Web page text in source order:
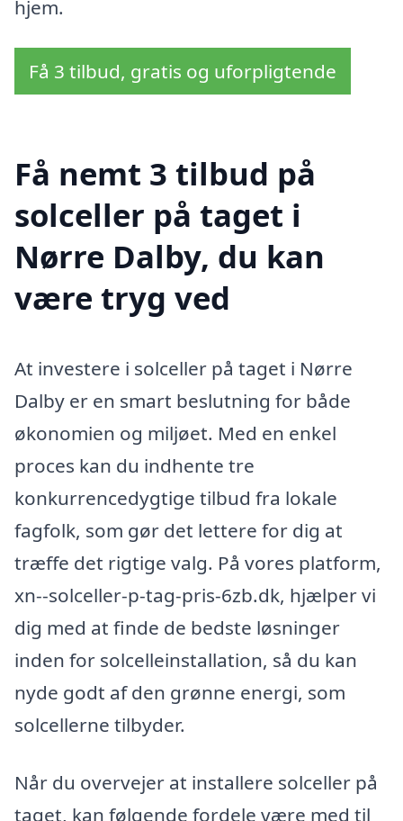
hjem.
Få 3 tilbud, gratis og uforpligtende
Få nemt 3 tilbud på
solceller på taget i
Nørre Dalby, du kan
være tryg ved
At investere i solceller på taget i Nørre
Dalby er en smart beslutning for både
økonomien og miljøet. Med en enkel
proces kan du indhente tre
konkurrencedygtige tilbud fra lokale
fagfolk, som gør det lettere for dig at
træffe det rigtige valg. På vores platform,
xn--solceller-p-tag-pris-6zb.dk, hjælper vi
dig med at finde de bedste løsninger
inden for solcelleinstallation, så du kan
nyde godt af den grønne energi, som
solcellerne tilbyder.
Når du overvejer at installere solceller på
taget, kan følgende fordele være med til